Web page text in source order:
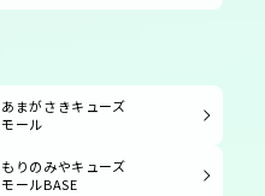
あまがさきキューズ
モール
もりのみやキューズ
モールBASE